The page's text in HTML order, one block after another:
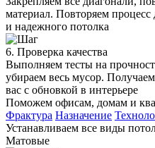
материал. Повторяем
и надежного потолка
6. Проверка качества
Выполняем тесты на
убираем весь мусор.
вас с обновкой в интерьере
Поможем офисам, домам и
Фрактура Назначение
Устанавливаем все виды
Матовые